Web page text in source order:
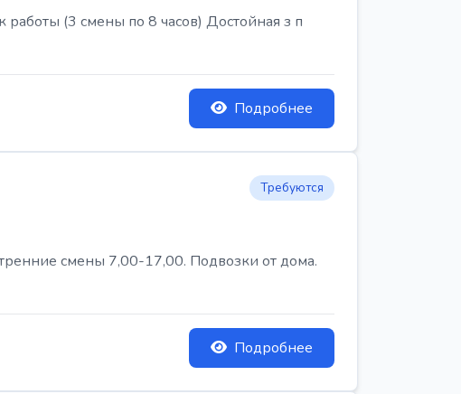
(3 смены по 8 часов) Достойная з п
Подробнее
Требуются
смены 7,00-17,00. Подвозки от дома.
Подробнее